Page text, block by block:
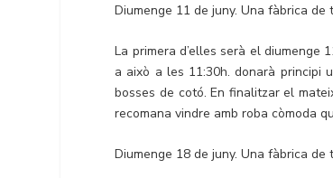
Diumenge 11 de juny. Una fàbrica de
La primera d’elles serà el diumenge
a això a les 11:30h. donarà principi
bosses de cotó. En finalitzar el
recomana vindre amb roba còmoda
Diumenge 18 de juny. Una fàbrica de